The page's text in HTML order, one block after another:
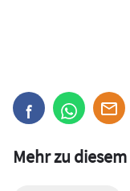
Mehr zu